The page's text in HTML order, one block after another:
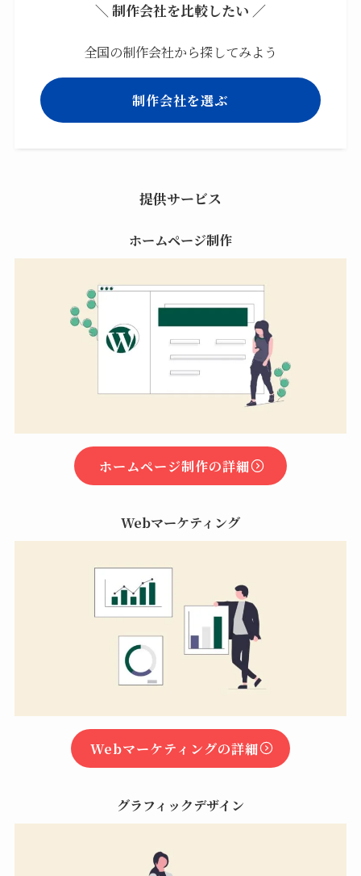
＼ 制作会社を比較したい ／
全国の制作会社から探してみよう
制作会社を選ぶ
提供サービス
ホームページ制作
ホームページ制作の詳細
Webマーケティング
Webマーケティングの詳細
グラフィックデザイン